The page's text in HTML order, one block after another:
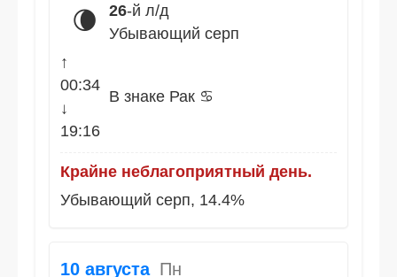
🌘 26-й л/д
Убывающий серп
↑
00:34
↓
19:16
В знаке Рак ♋
Крайне неблагоприятный день.
Убывающий серп, 14.4%
10 августа Пн